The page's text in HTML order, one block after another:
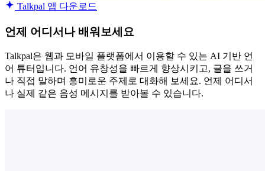
Talkpal 앱 다운로드
언제 어디서나 배워보세요
Talkpal은 웹과 모바일 플랫폼에서 이용할 수 있는 AI 기반 언
어 튜터입니다. 언어 유창성을 빠르게 향상시키고, 글을 쓰거
나 직접 말하며 흥미로운 주제로 대화해 보세요. 언제 어디서
나 실제 같은 음성 메시지를 받아볼 수 있습니다.